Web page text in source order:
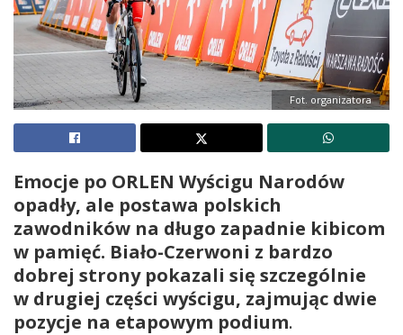
Fot. organizatora
Emocje po ORLEN Wyścigu Narodów
opadły, ale postawa polskich
zawodników na długo zapadnie kibicom
w pamięć. Biało-Czerwoni z bardzo
dobrej strony pokazali się szczególnie
w drugiej części wyścigu, zajmując dwie
pozycje na etapowym podium.